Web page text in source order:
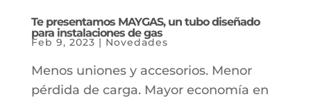
Te presentamos MAYGAS, un tubo diseñado
para instalaciones de gas
Feb 9, 2023 | Novedades
Menos uniones y accesorios. Menor
pérdida de carga. Mayor economía en